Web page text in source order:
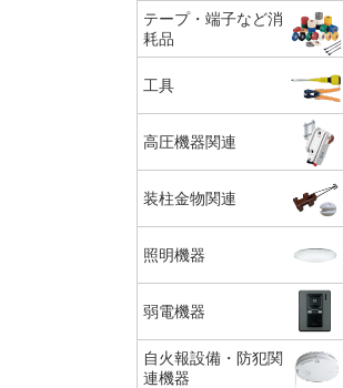
テープ・端子など消
耗品
工具
高圧機器関連
装柱金物関連
照明機器
弱電機器
自火報設備・防犯関
連機器